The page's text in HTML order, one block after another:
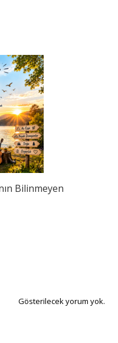
Bilinmeyen
Gösterilecek yorum yok.